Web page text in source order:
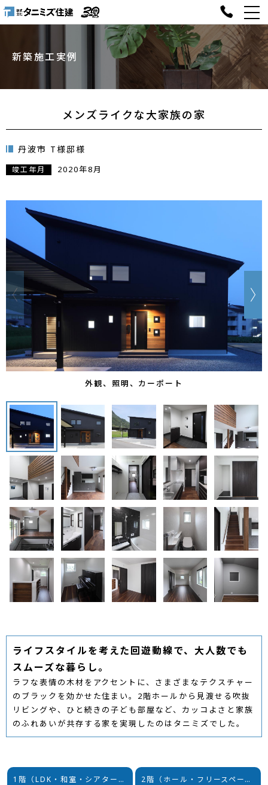
新築施工実例
メンズライクな大家族の家
丹波市 T様邸様
竣工年月 2020年8月
外観、照明、カーポート
prev
ライフスタイルを考えた回遊動線で、大人数でも
スムーズな暮らし。
ラフな表情の木材をアクセントに、さまざまなテクスチャー
のブラックを効かせた住まい。2階ホールから見渡せる吹抜
リビングや、ひと続きの子ども部屋など、カッコよさと家族
のふれあいが共存する家を実現したのはタニミズでした。
1階（LDK・和室・シアター・水廻り） 2階（ホール・フリースペース・洋室）